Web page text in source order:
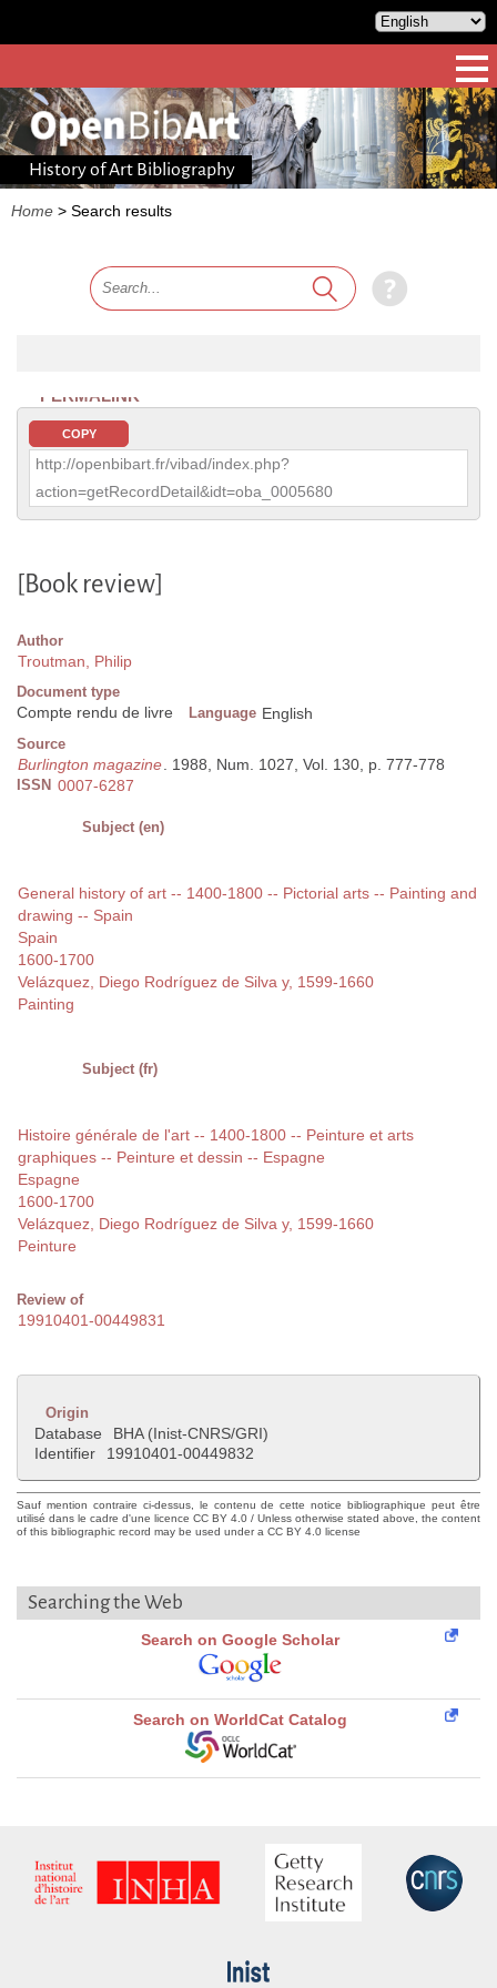
History of Art Bibliography
Home > Search results
PERMALINK
COPY
http://openbibart.fr/vibad/index.php?
action=getRecordDetail&idt=oba_0005680
[Book review]
Author
Troutman, Philip
Document type
Compte rendu de livre Language English
Source
Burlington magazine. 1988, Num. 1027, Vol. 130, p. 777-778
ISSN 0007-6287
Subject (en)
General history of art -- 1400-1800 -- Pictorial arts -- Painting and
drawing -- Spain
Spain
1600-1700
Velázquez, Diego Rodríguez de Silva y, 1599-1660
Painting
Subject (fr)
Histoire générale de l'art -- 1400-1800 -- Peinture et arts
graphiques -- Peinture et dessin -- Espagne
Espagne
1600-1700
Velázquez, Diego Rodríguez de Silva y, 1599-1660
Peinture
Review of
19910401-00449831
Origin
Database
BHA (Inist-CNRS/GRI)
Identifier
19910401-00449832
Sauf mention contraire ci-dessus, le contenu de cette notice bibliographique peut être
utilisé dans le cadre d'une licence CC BY 4.0 / Unless otherwise stated above, the content
of this bibliographic record may be used under a CC BY 4.0 license
Searching the Web
Search on Google Scholar
Search on WorldCat Catalog